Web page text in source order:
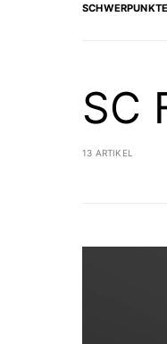
SCHWERPUNKTE
SC
13 ARTIKEL